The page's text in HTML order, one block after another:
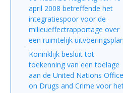
april 2008 betreffende het
integratiespoor voor de
milieueffectrapportage over
een ruimtelijk uitvoeringsplan
Koninklijk besluit tot
toekenning van een toelage
aan de United Nations Office
on Drugs and Crime voor